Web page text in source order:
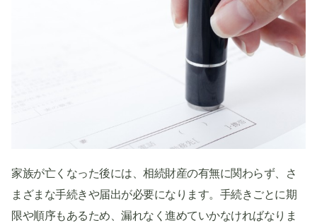
家族が亡くなった後には、相続財産の有無に関わらず、さ
まざまな手続きや届出が必要になります。手続きごとに期
限や順序もあるため、漏れなく進めていかなければなりま